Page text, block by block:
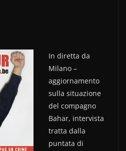
In diretta da
Milano –
aggiornamento
sulla situazione
del compagno
Bahar, intervista
tratta dalla
puntata di